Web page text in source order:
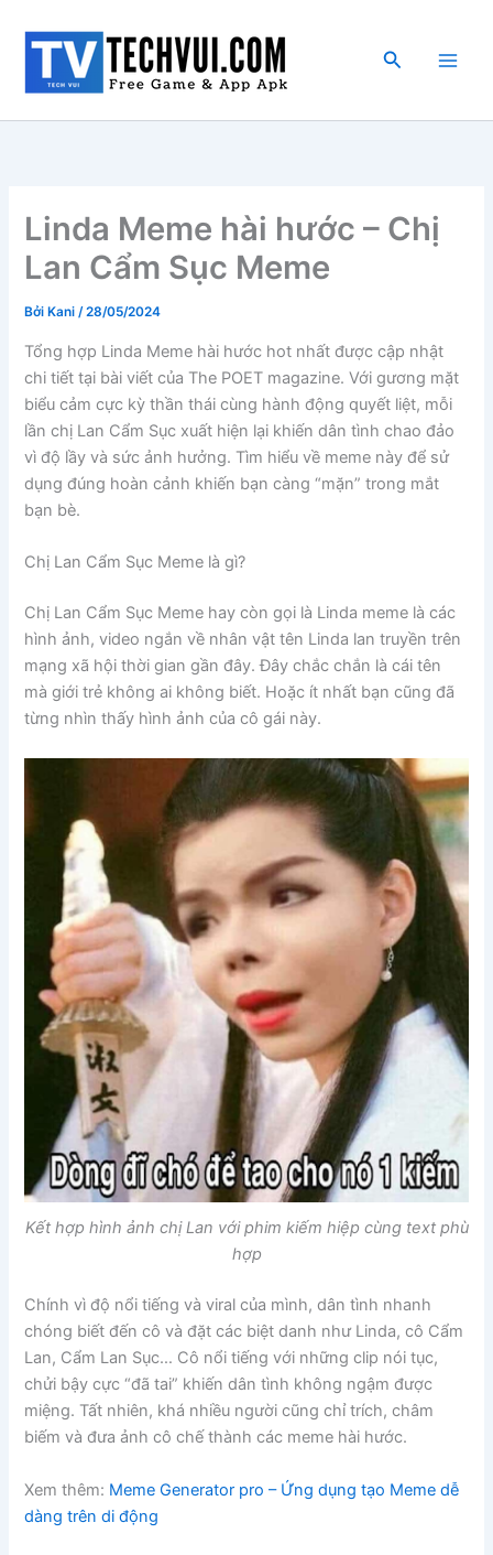
dung
Tìm
Linda Meme hài hước – Chị
Lan Cẩm Sục Meme
Bởi Kani/28/05/2024
Tổng hợp Linda Meme hài hước hot nhất được cập nhật
chi tiết tại bài viết của The POET magazine. Với gương mặt
biểu cảm cực kỳ thần thái cùng hành động quyết liệt, mỗi
lần chị Lan Cẩm Sục xuất hiện lại khiến dân tình chao đảo
vì độ lầy và sức ảnh hưởng. Tìm hiểu về meme này để sử
dụng đúng hoàn cảnh khiến bạn càng “mặn” trong mắt
bạn bè.
Chị Lan Cẩm Sục Meme là gì?
Chị Lan Cẩm Sục Meme hay còn gọi là Linda meme là các
hình ảnh, video ngắn về nhân vật tên Linda lan truyền trên
mạng xã hội thời gian gần đây. Đây chắc chắn là cái tên
mà giới trẻ không ai không biết. Hoặc ít nhất bạn cũng đã
từng nhìn thấy hình ảnh của cô gái này.
Kết hợp hình ảnh chị Lan với phim kiếm hiệp cùng text phù
hợp
Chính vì độ nổi tiếng và viral của mình, dân tình nhanh
chóng biết đến cô và đặt các biệt danh như Linda, cô Cẩm
Lan, Cẩm Lan Sục… Cô nổi tiếng với những clip nói tục,
chửi bậy cực “đã tai” khiến dân tình không ngậm được
miệng. Tất nhiên, khá nhiều người cũng chỉ trích, châm
biếm và đưa ảnh cô chế thành các meme hài hước.
Xem thêm: Meme Generator pro – Ứng dụng tạo Meme dễ
dàng trên di động